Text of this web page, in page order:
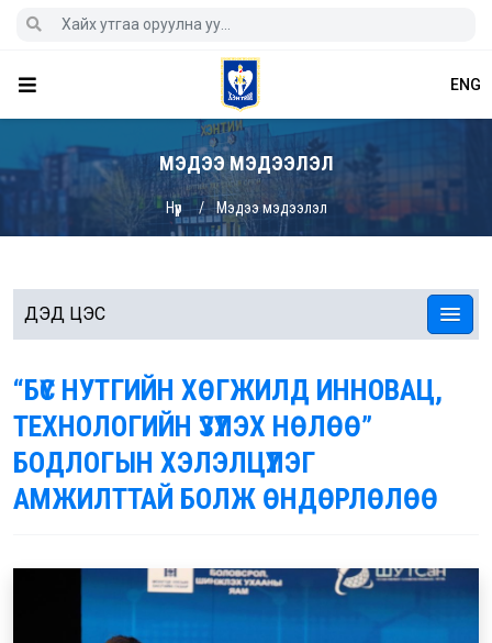
ENG
МЭДЭЭ МЭДЭЭЛЭЛ
Нүүр Мэдээ мэдээлэл
ДЭД ЦЭС
“БҮС НУТГИЙН ХӨГЖИЛД ИННОВАЦ,
ТЕХНОЛОГИЙН ҮЗҮҮЛЭХ НӨЛӨӨ”
БОДЛОГЫН ХЭЛЭЛЦҮҮЛЭГ
АМЖИЛТТАЙ БОЛЖ ӨНДӨРЛӨЛӨӨ